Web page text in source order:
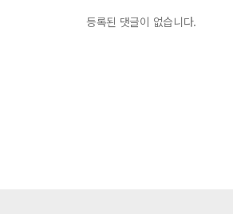
등록된 댓글이 없습니다.